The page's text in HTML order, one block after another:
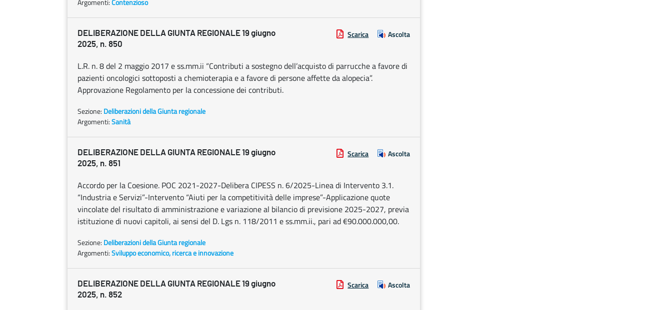
Argomenti:Contenzioso
DELIBERAZIONE DELLA GIUNTA REGIONALE 19 giugno
2025, n. 850
Scarica Ascolta
L.R. n. 8 del 2 maggio 2017 e ss.mm.ii “Contributi a sostegno dell’acquisto di parrucche a favore di
pazienti oncologici sottoposti a chemioterapia e a favore di persone affette da alopecia”.
Approvazione Regolamento per la concessione dei contributi.
Sezione: Deliberazioni della Giunta regionale
Argomenti:Sanità
DELIBERAZIONE DELLA GIUNTA REGIONALE 19 giugno
2025, n. 851
Scarica Ascolta
Accordo per la Coesione. POC 2021-2027-Delibera CIPESS n. 6/2025-Linea di Intervento 3.1.
“Industria e Servizi”-Intervento “Aiuti per la competitività delle imprese”-Applicazione quote
vincolate del risultato di amministrazione e variazione al bilancio di previsione 2025-2027, previa
istituzione di nuovi capitoli, ai sensi del D. Lgs n. 118/2011 e ss.mm.ii., pari ad €90.000.000,00.
Sezione: Deliberazioni della Giunta regionale
Argomenti:Sviluppo economico, ricerca e innovazione
DELIBERAZIONE DELLA GIUNTA REGIONALE 19 giugno
2025, n. 852
Scarica Ascolta